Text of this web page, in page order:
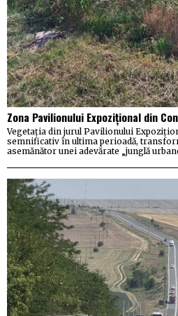
Zona Pavilionului Expozițional din
Vegetația din jurul Pavilionului
semnificativ în ultima perioadă,
asemănător unei adevărate „junglă